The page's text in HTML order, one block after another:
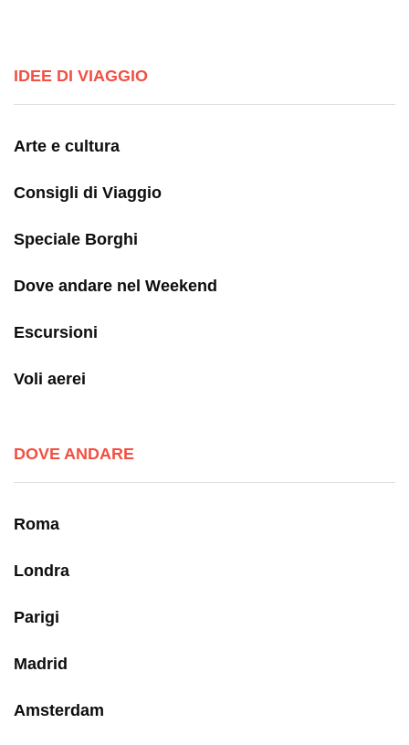
IDEE DI VIAGGIO
Arte e cultura
Consigli di Viaggio
Speciale Borghi
Dove andare nel Weekend
Escursioni
Voli aerei
DOVE ANDARE
Roma
Londra
Parigi
Madrid
Amsterdam